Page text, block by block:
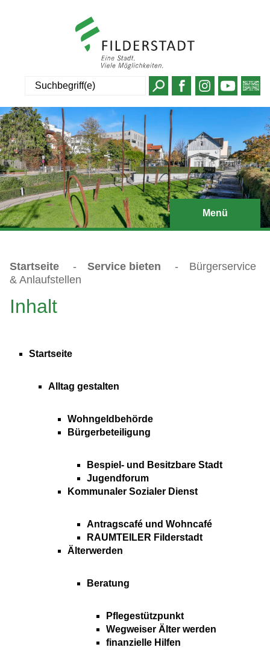
Menü
Startseite - Service bieten -
Bürgerservice
& Anlaufstellen
Inhalt
Startseite
Alltag gestalten
Wohngeldbehörde
Bürgerbeteiligung
Bespiel- und Besitzbare Stadt
Jugendforum
Kommunaler Sozialer Dienst
Antragscafé und Wohncafé
RAUMTEILER Filderstadt
Älterwerden
Beratung
Pflegestützpunkt
Wegweiser Älter werden
finanzielle Hilfen